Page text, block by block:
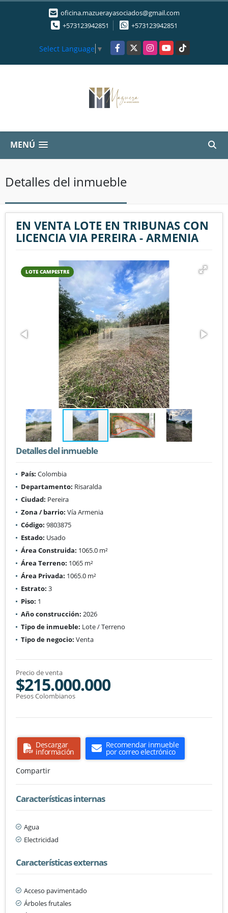
oficina.mazuerayasociados@gmail.com
+573123942851
+573123942851
Select Language ▼ Facebook
X InstagramYouTubeTikTok
MENÚ
Detalles del inmueble
EN VENTA LOTE EN TRIBUNAS CON
LICENCIA VIA PEREIRA - ARMENIA
LOTE CAMPESTRE
Detalles del inmueble
País: Colombia
Departamento: Risaralda
Ciudad: Pereira
Zona / barrio: Vía Armenia
Código: 9803875
Estado: Usado
Área Construida: 1065.0 m²
Área Terreno: 1065 m²
Área Privada: 1065.0 m²
Estrato: 3
Piso: 1
Año construcción: 2026
Tipo de inmueble: Lote / Terreno
Tipo de negocio: Venta
Precio de venta
$215.000.000
Pesos Colombianos
Descargar
información
Recomendar inmueble
por correo electrónico
Compartir
Características internas
Agua
Electricidad
Características externas
Acceso pavimentado
Árboles frutales